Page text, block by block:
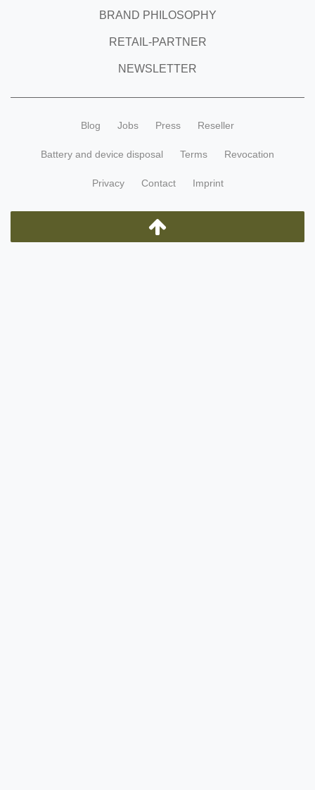
BRAND PHILOSOPHY
RETAIL-PARTNER
NEWSLETTER
Blog Jobs Press Reseller
Battery and device disposal Terms Revocation
Privacy Contact Imprint